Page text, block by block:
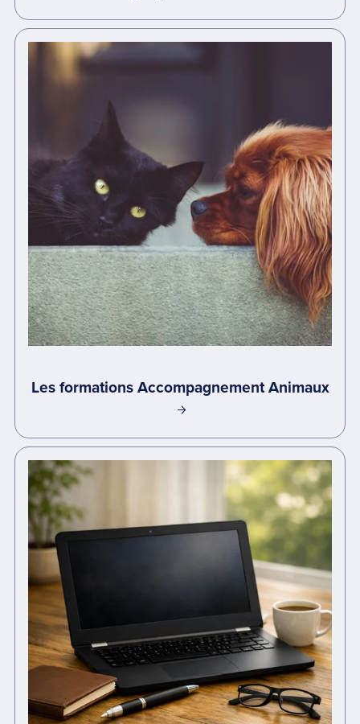
Les formations Accompagnement Animaux